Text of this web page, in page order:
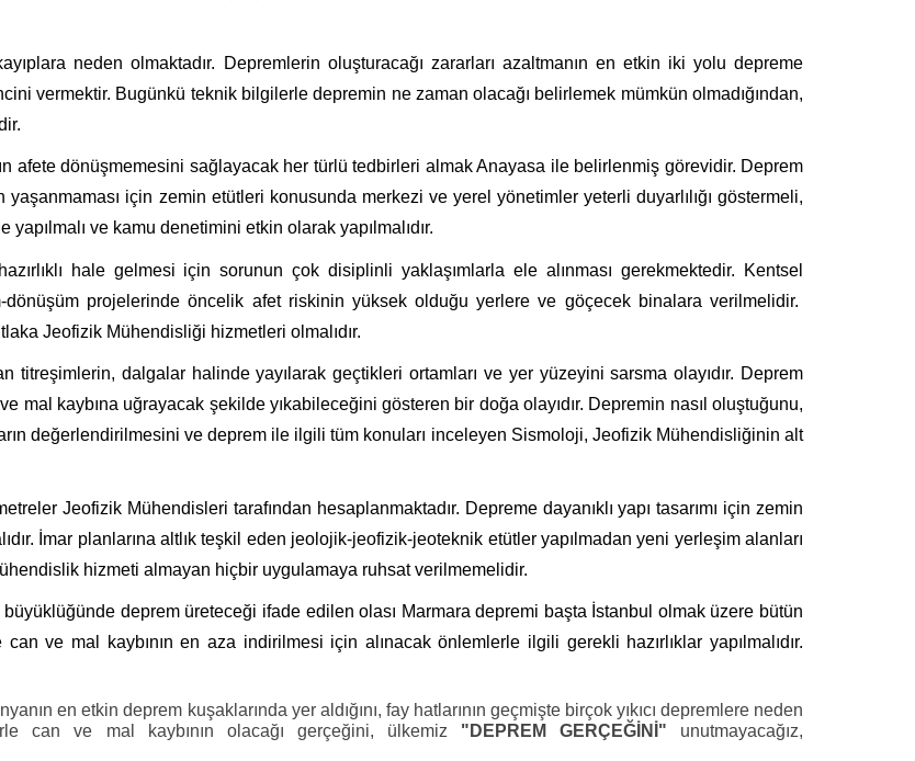
neden olmaktadır. Depremlerin oluşturacağı zararları azaltmanın en etkin iki yolu depreme
vermektir. Bugünkü teknik bilgilerle depremin ne zaman olacağı belirlemek mümkün olmadığından,
afete dönüşmemesini sağlayacak her türlü tedbirleri almak Anayasa ile belirlenmiş görevidir. Deprem
yaşanmaması için zemin etütleri konusunda merkezi ve yerel yönetimler yeterli duyarlılığı göstermeli,
ve kamu denetimini etkin olarak yapılmalıdır.
hale gelmesi için sorunun çok disiplinli yaklaşımlarla ele alınması gerekmektedir. Kentsel
projelerinde öncelik afet riskinin yüksek olduğu yerlere ve göçecek binalara verilmelidir.
Jeofizik Mühendisliği hizmetleri olmalıdır.
titreşimlerin, dalgalar halinde yayılarak geçtikleri ortamları ve yer yüzeyini sarsma olayıdır. Deprem
mal kaybına uğrayacak şekilde yıkabileceğini gösteren bir doğa olayıdır. Depremin nasıl oluştuğunu,
değerlendirilmesini ve deprem ile ilgili tüm konuları inceleyen Sismoloji, Jeofizik Mühendisliğinin alt
Jeofizik Mühendisleri tarafından hesaplanmaktadır. Depreme dayanıklı yapı tasarımı için zemin
İmar planlarına altlık teşkil eden jeolojik-jeofizik-jeoteknik etütler yapılmadan yeni yerleşim alanları
hizmeti almayan hiçbir uygulamaya ruhsat verilmemelidir.
büyüklüğünde deprem üreteceği ifade edilen olası Marmara depremi başta İstanbul olmak üzere bütün
ve mal kaybının en aza indirilmesi için alınacak önlemlerle ilgili gerekli hazırlıklar yapılmalıdır.
en etkin deprem kuşaklarında yer aldığını, fay hatlarının geçmişte birçok yıkıcı depremlere neden
can ve mal kaybının olacağı gerçeğini, ülkemiz "DEPREM GERÇEĞİNİ" unutmayacağız,